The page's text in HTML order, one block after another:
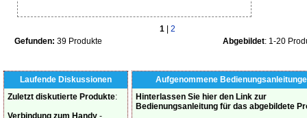
1
2
Gefunden: 39 Produkte Abgebildet: 1-20
Laufende Diskussionen
Zuletzt diskutierte Produkte:
Verbindung zum Handy -
Aufgenommene
Hinterlassen Sie hier den Link zur
Bedienungsanleitung für das abgebildete